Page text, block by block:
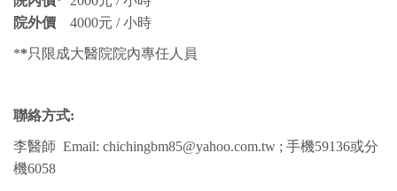
院外價 4000元 / 小時
** 只限成大醫院院內專任人員
聯絡方式:
李醫師 Email: chichingbm85@yahoo.com.tw ; 手機59136或分
機6058